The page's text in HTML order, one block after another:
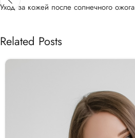
Уход за кожей после солнечного ожога
Related Posts